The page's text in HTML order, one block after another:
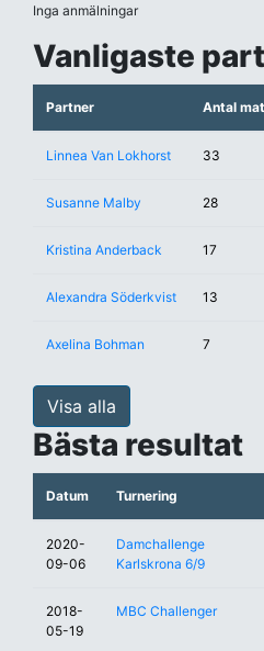
Inga anmälningar
Vanligaste
Partner Antal
Linnea Van Lokhorst 33
Susanne Malby 28
Kristina Anderback 17
Alexandra Söderkvist 13
Axelina Bohman 7
Visa alla
Bästa resultat
Datum Turnering
2020-
09-06
Damchallenge
Karlskrona 6/9
2018-
05-19
MBC Challenger